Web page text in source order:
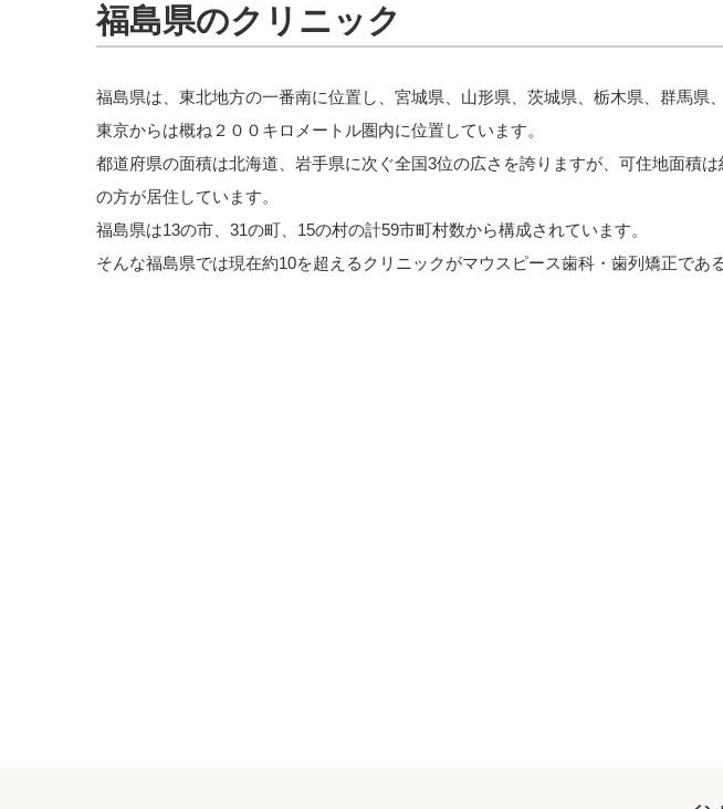
福島県のクリニック
福島県は、東北地方の一番南に位置し、宮城県、山形県、茨城県、栃木県、群馬県
東京からは概ね２００キロメートル圏内に位置しています。
都道府県の面積は北海道、岩手県に次ぐ全国3位の広さを誇りますが、可住地面積
の方が居住しています。
福島県は13の市、31の町、15の村の計59市町村数から構成されています。
そんな福島県では現在約10を超えるクリニックがマウスピース歯科・歯列矯正であ